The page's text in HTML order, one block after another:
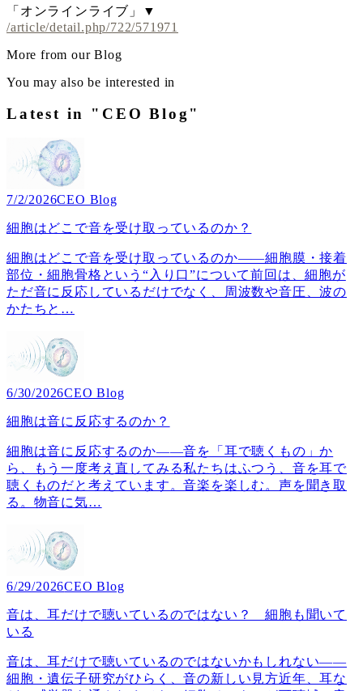
「オンラインライブ」▼
/article/detail.php/722/571971
More from our Blog
You may also be interested in
Latest in "CEO Blog"
7/2/2026CEO Blog
細胞はどこで音を受け取っているのか？
細胞はどこで音を受け取っているのか――細胞膜・接着
部位・細胞骨格という“入り口”について前回は、細胞が
ただ音に反応しているだけでなく、周波数や音圧、波の
かたちと …
6/30/2026CEO Blog
細胞は音に反応するのか？
細胞は音に反応するのか――音を「耳で聴くもの」か
ら、もう一度考え直してみる私たちはふつう、音を耳で
聴くものだと考えています。音楽を楽しむ。声を聞き取
る。物音に気…
6/29/2026CEO Blog
音は、耳だけで聴いているのではない？ 細胞も聞いて
いる
音は、耳だけで聴いているのではないかもしれない――
細胞・遺伝子研究がひらく、音の新しい見方近年、耳な